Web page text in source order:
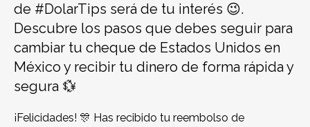
de #DolarTips será de tu interés 😉.
Descubre los pasos que debes seguir para
cambiar tu cheque de Estados Unidos en
México y recibir tu dinero de forma rápida y
segura 💱
¡Felicidades! 🎊 Has recibido tu reembolso de